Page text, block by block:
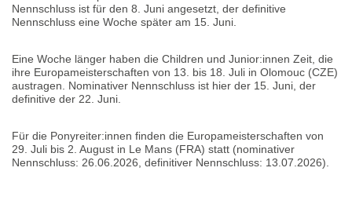
Nennschluss ist für den 8. Juni angesetzt, der definitive
Nennschluss eine Woche später am 15. Juni.
Eine Woche länger haben die Children und Junior:innen Zeit, die
ihre Europameisterschaften von 13. bis 18. Juli in Olomouc (CZE)
austragen. Nominativer Nennschluss ist hier der 15. Juni, der
definitive der 22. Juni.
Für die Ponyreiter:innen finden die Europameisterschaften von
29. Juli bis 2. August in Le Mans (FRA) statt (nominativer
Nennschluss: 26.06.2026, definitiver Nennschluss: 13.07.2026).